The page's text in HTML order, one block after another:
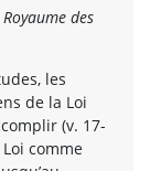
des
les
de la Loi
(v. 17-
comme